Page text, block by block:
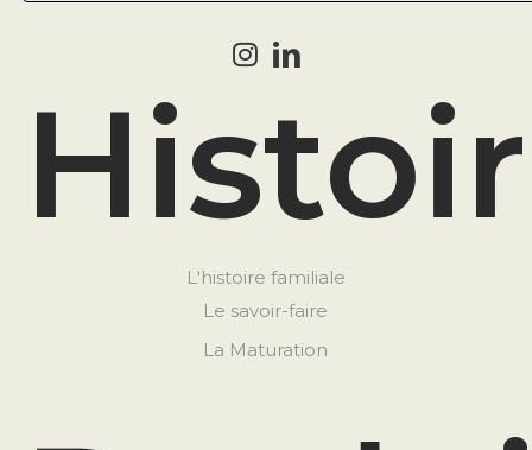
L'histoire familiale
Le savoir-faire
La Maturation